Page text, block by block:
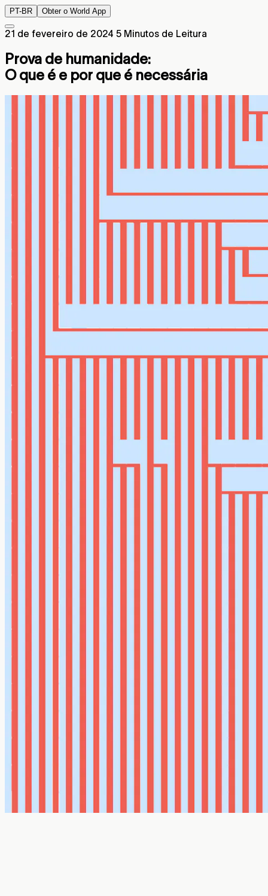
PT-BR Obter o World App
21 de fevereiro de 2024 5 Minutos de Leitura
Prova de humanidade:
O que é e por que é necessária